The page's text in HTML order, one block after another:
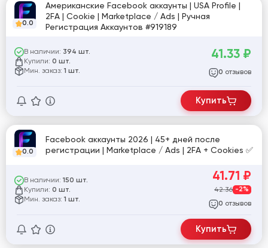
0.0
Американские Facebook аккаунты | USA Profile |
2FA | Cookie | Marketplace / Ads | Ручная
Регистрация Аккаунтов #919189
В наличии: 394 шт.
Купили: 0 шт.
Мин. заказ: 1 шт.
41.33 ₽
0 отзывов
Купить
0.0
Facebook аккаунты 2026 | 45+ дней после
регистрации | Marketplace / Ads | 2FA + Cookies ✅
В наличии: 150 шт.
Купили: 0 шт.
Мин. заказ: 1 шт.
41.71 ₽
42.36 -2%
0 отзывов
Купить